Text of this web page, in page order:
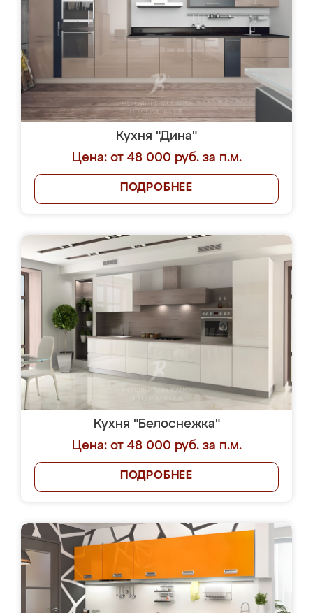
Кухня "Дина"
Цена: от 48 000 руб. за п.м.
ПОДРОБНЕЕ
Кухня "Белоснежка"
Цена: от 48 000 руб. за п.м.
ПОДРОБНЕЕ